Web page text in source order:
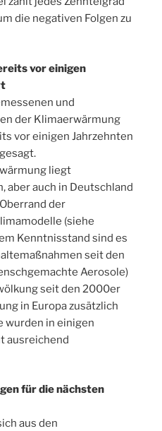
die negativen Folgen zu
vor einigen
und
der Klimaerwärmung
vor einigen Jahrzehnten
liegt
aber auch in Deutschland
der
(siehe
Kenntnisstand sind es
seit den
Aerosole)
seit den 2000er
in Europa zusätzlich
wurden in einigen
ausreichend
für die nächsten
aus den